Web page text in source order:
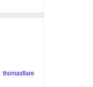
thomasflare